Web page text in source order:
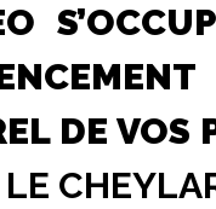
DE VOS
LE